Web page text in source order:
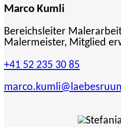
Marco Kumli
Bereichsleiter
Malermeister, Mitglied
+41 52 235 30 85
marco.kumli